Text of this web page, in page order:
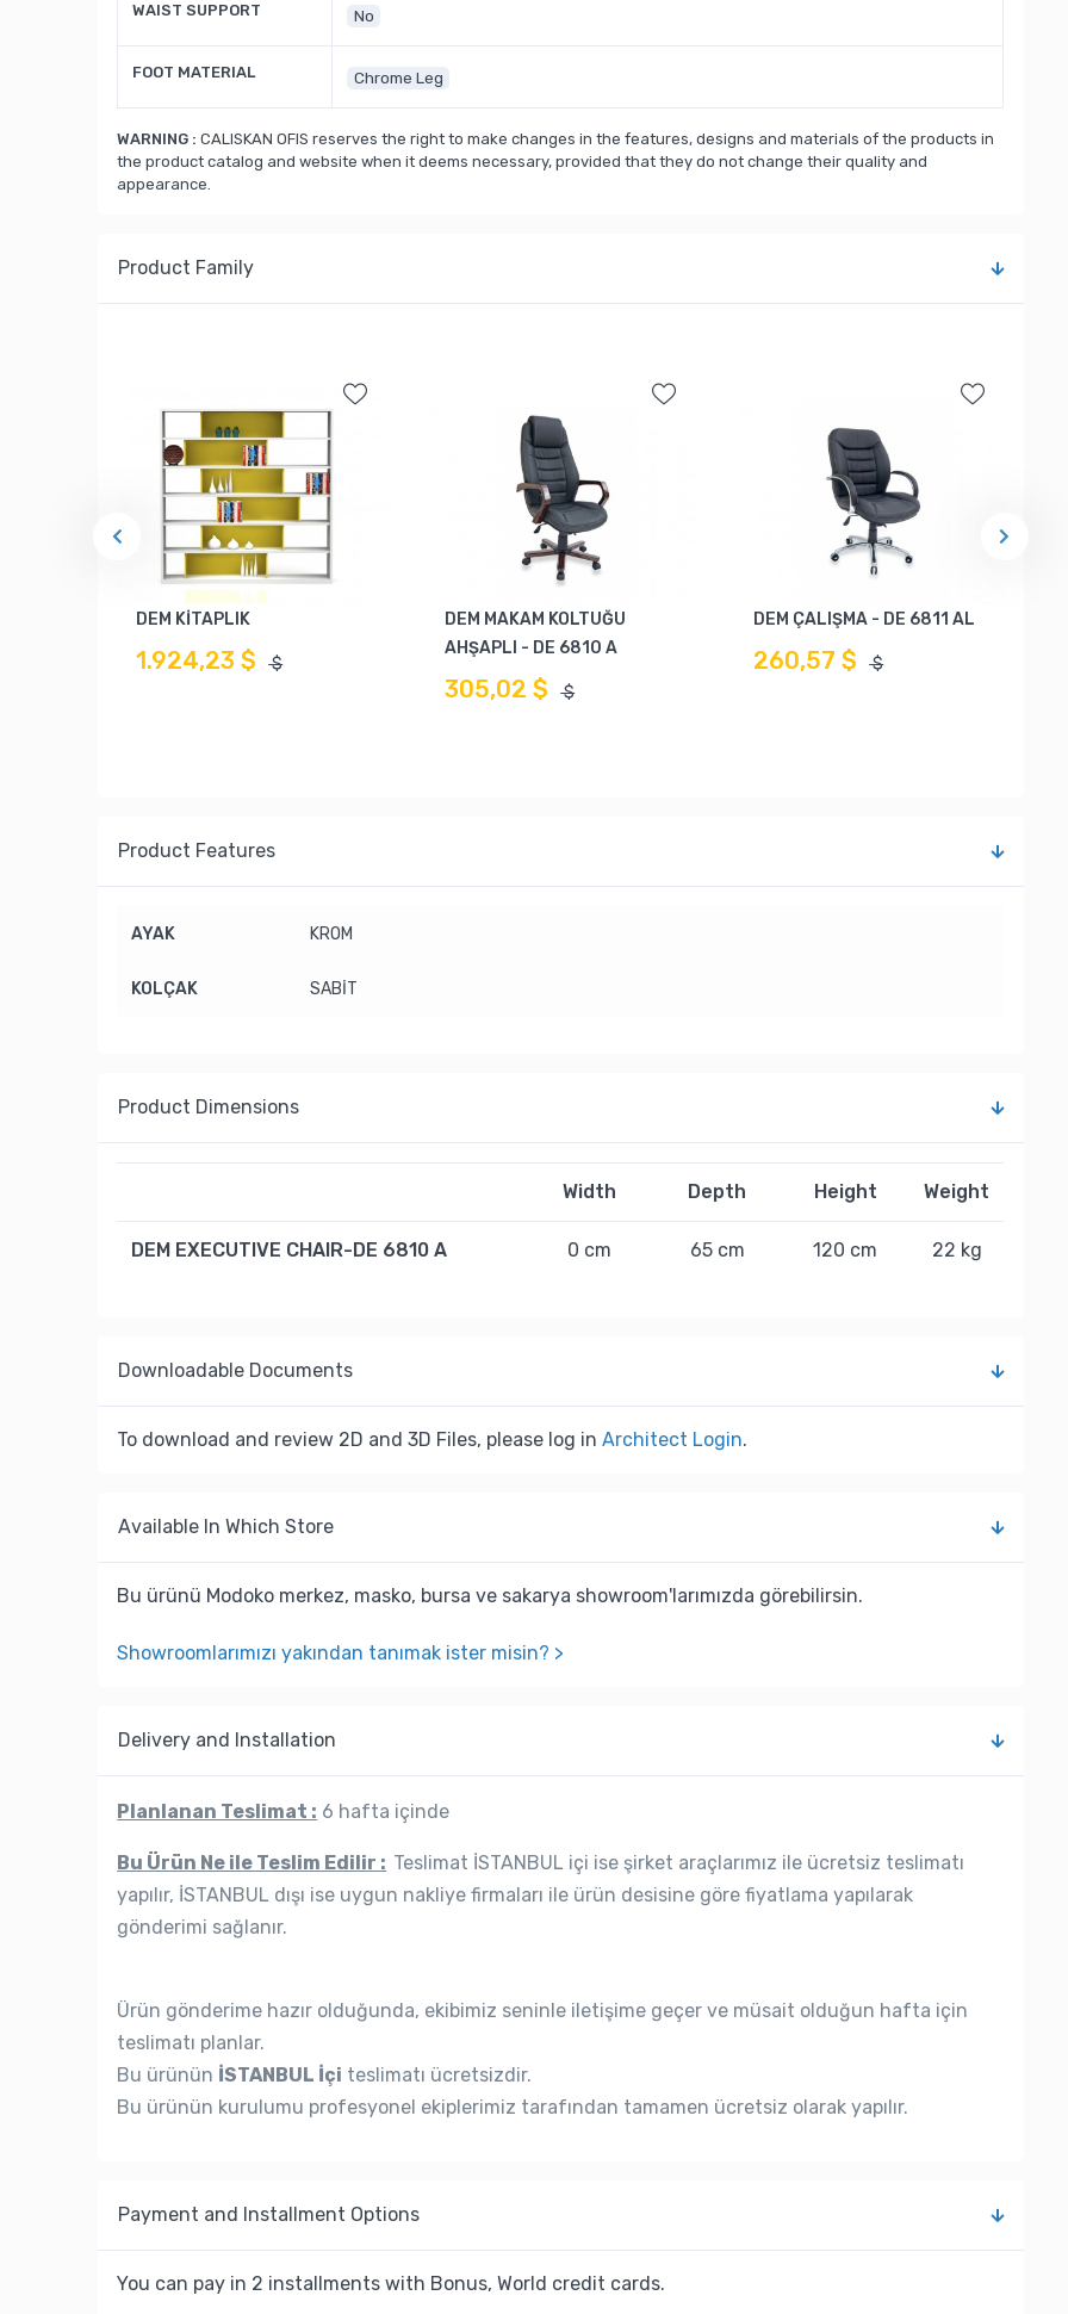
WAIST SUPPORT No
FOOT MATERIAL Chrome Leg
WARNING : CALISKAN OFIS reserves the right to make changes in the features, designs and materials of the products in
the product catalog and website when it deems necessary, provided that they do not change their quality and
appearance.
Product Family
DEM KİTAPLIK
1.924,23 $ $
DEM MAKAM KOLTUĞU
AHŞAPLI - DE 6810 A
305,02 $ $
DEM ÇALIŞMA - DE 6811 AL
260,57 $ $
Product Features
AYAK KROM
KOLÇAK SABİT
Product Dimensions
Width Depth Height Weight
DEM EXECUTIVE CHAIR-DE 6810 A 0 cm 65 cm 120 cm 22 kg
Downloadable Documents
To download and review 2D and 3D Files, please log inArchitect Login.
Available In Which Store
Bu ürünü Modoko merkez, masko, bursa ve sakarya showroom'larımızda görebilirsin.
Showroomlarımızı yakından tanımak ister misin? >
Delivery and Installation
Planlanan Teslimat : 6 hafta içinde
Bu Ürün Ne ile Teslim Edilir : Teslimat İSTANBUL içi ise şirket araçlarımız ile ücretsiz teslimatı
yapılır, İSTANBUL dışı ise uygun nakliye firmaları ile ürün desisine göre fiyatlama yapılarak
gönderimi sağlanır.
Ürün gönderime hazır olduğunda, ekibimiz seninle iletişime geçer ve müsait olduğun hafta için
teslimatı planlar.
Bu ürünün İSTANBUL İçi teslimatı ücretsizdir.
Bu ürünün kurulumu profesyonel ekiplerimiz tarafından tamamen ücretsiz olarak yapılır.
Payment and Installment Options
You can pay in 2 installments with Bonus, World credit cards.